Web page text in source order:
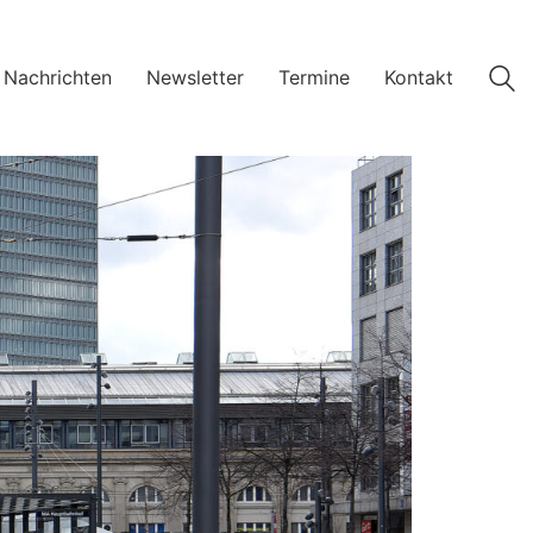
Newsletter Termine Kontakt